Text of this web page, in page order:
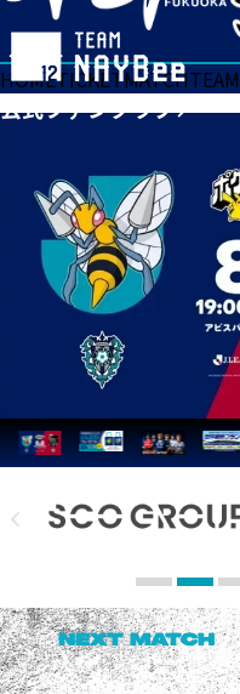
HOMETICKETMATCHTEAM
NEXT MATCH